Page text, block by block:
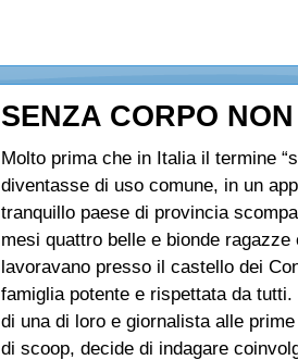
SENZA CORPO
Molto prima che in Italia il termine
diventasse di uso comune, in un
tranquillo paese di provincia
mesi quattro belle e bionde ragazze
lavoravano presso il castello dei
famiglia potente e rispettata da
di una di loro e giornalista alle
di scoop, decide di indagare